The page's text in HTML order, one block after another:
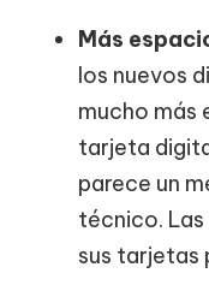
Más
los nuevos
mucho más
tarjeta
parece un
técnico. Las
sus tarjetas